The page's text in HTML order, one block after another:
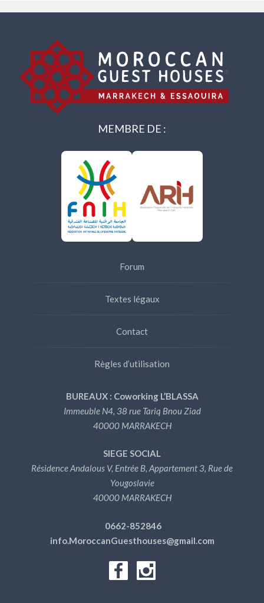
MEMBRE DE :
Forum
Textes légaux
Contact
Règles d’utilisation
BUREAUX : Coworking L’BLASSA
Immeuble N4, 38 rue Tariq Bnou Ziad
40000 MARRAKECH
SIEGE SOCIAL
Résidence Andalous V, Entrée B, Appartement 3, Rue de
Yougoslavie
40000 MARRAKECH
0662-852846
info.MoroccanGuesthouses@gmail.com